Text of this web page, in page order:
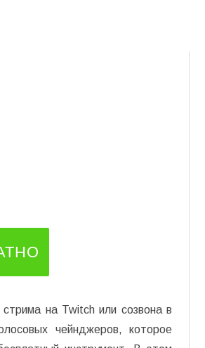
на Twitch или созвона в
чейнджеров, которое